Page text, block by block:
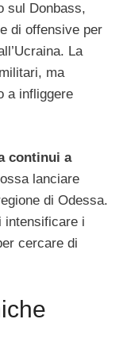
sul Donbass,
di offensive per
La
ma
a infliggere
continui a
lanciare
di Odessa.
intensificare i
cercare di